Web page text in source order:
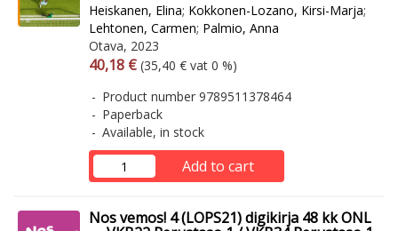
Heiskanen, Elina; Kokkonen-Lozano, Kirsi-Marja;
Lehtonen, Carmen; Palmio, Anna
Otava, 2023
Arvonlisäverollinen hinta
40,18 € Excl. vat
(35,40 € vat 0 %)
Product number 9789511378464
Paperback
Available, in stock
Add to cart
Nos vemos! 4 (LOPS21) digikirja 48 kk ONL